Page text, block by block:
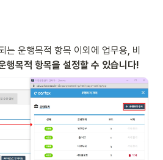
는 운행목적 항목 이외에 업무용, 비
행목적 항목을 설정할 수 있습니다!